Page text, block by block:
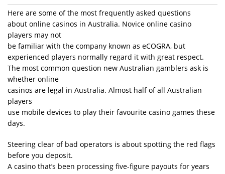
Here are some of the most frequently asked questions
about online casinos in Australia. Novice online casino
players may not
be familiar with the company known as eCOGRA, but
experienced players normally regard it with great respect.
The most common question new Australian gamblers ask is
whether online
casinos are legal in Australia. Almost half of all Australian
players
use mobile devices to play their favourite casino games these
days.
Steering clear of bad operators is about spotting the red flags
before you deposit.
A casino that’s been processing five-figure payouts for years